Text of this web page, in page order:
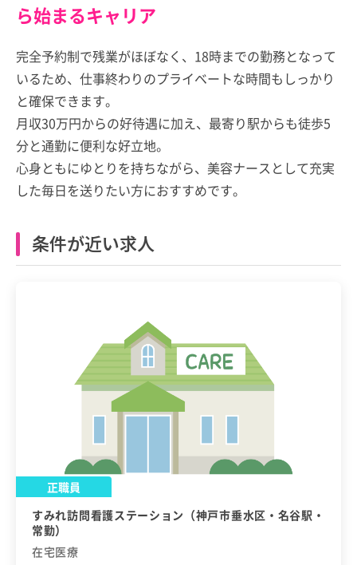
ら始まるキャリア
完全予約制で残業がほぼなく、18時までの勤務となって
いるため、仕事終わりのプライベートな時間もしっかり
と確保できます。
月収30万円からの好待遇に加え、最寄り駅からも徒歩5
分と通勤に便利な好立地。
心身ともにゆとりを持ちながら、美容ナースとして充実
した毎日を送りたい方におすすめです。
条件が近い求人
正職員
すみれ訪問看護ステーション（神戸市垂水区・名谷駅・
常勤）
在宅医療